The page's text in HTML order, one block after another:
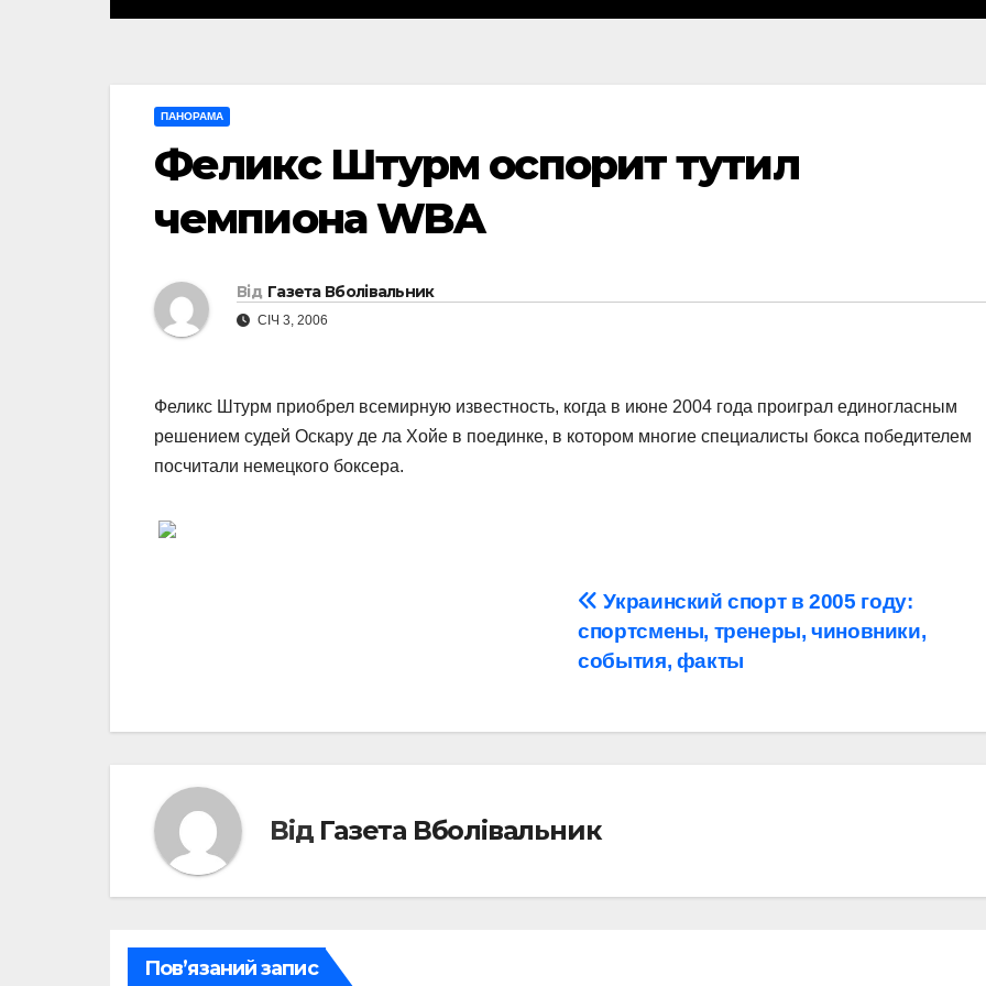
ПАНОРАМА
Феликс Штурм оспорит тутил
чемпиона WBA
Від Газета Вболівальник
СІЧ 3, 2006
Феликс Штурм приобрел всемирную известность, когда в июне 2004 года проиграл единогласным
решением судей Оскару де ла Хойе в поединке, в котором многие специалисты бокса победителем
посчитали немецкого боксера.
Украинский спорт в 2005 году:
спортсмены, тренеры, чиновники,
события, факты
Від Газета Вболівальник
Пов’язаний запис